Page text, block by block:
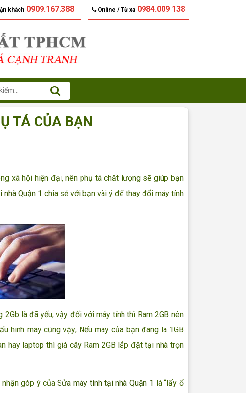
khách0909.167.388 Online / Từ xa 0984.009 138
TÁ CỦA BẠN
xã hội hiện đại, nên phụ tá chất lượng sẽ giúp bạn
nhà Quận 1 chia sẻ với bạn vài ý để thay đổi máy tính
là đã yếu, vậy đối với máy tính thì Ram 2GB nên
hình máy cũng vậy; Nếu máy của bạn đang là 1GB
hay laptop thì giá cây Ram 2GB lắp đặt tại nhà trọn
nhận góp ý củaSửa máy tính tại nhà Quận 1 là “lấy ổ